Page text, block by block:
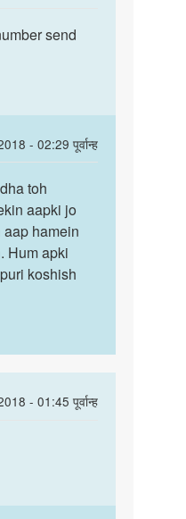
send
- 02:29 पूर्वान्ह
toh
aapki jo
hamein
Hum apki
koshish
- 01:45 पूर्वान्ह